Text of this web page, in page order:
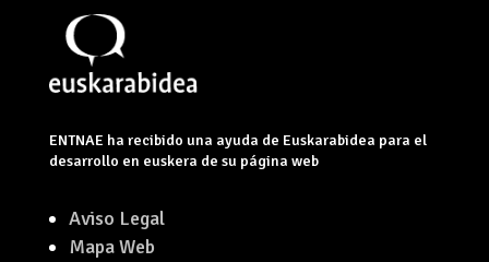
ENTNAE ha recibido una ayuda de Euskarabidea para el
desarrollo en euskera de su página web
Aviso Legal
Mapa Web